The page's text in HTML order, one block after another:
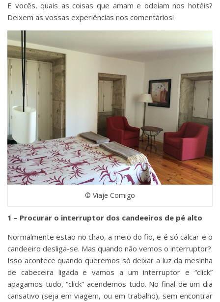
E vocês, quais as coisas que amam e odeiam nos hotéis?
Deixem as vossas experiências nos comentários!
© Viaje Comigo
1 – Procurar o interruptor dos candeeiros de pé alto
Normalmente estão no chão, a meio do fio, e é só calcar e o
candeeiro desliga-se. Mas quando não vemos o interruptor?
Isso acontece quando queremos só deixar a luz da mesinha
de cabeceira ligada e vamos a um interruptor e “click”
apagamos tudo, “click” acendemos tudo. No final de um dia
cansativo (seja em viagem, ou em trabalho), sem encontrar